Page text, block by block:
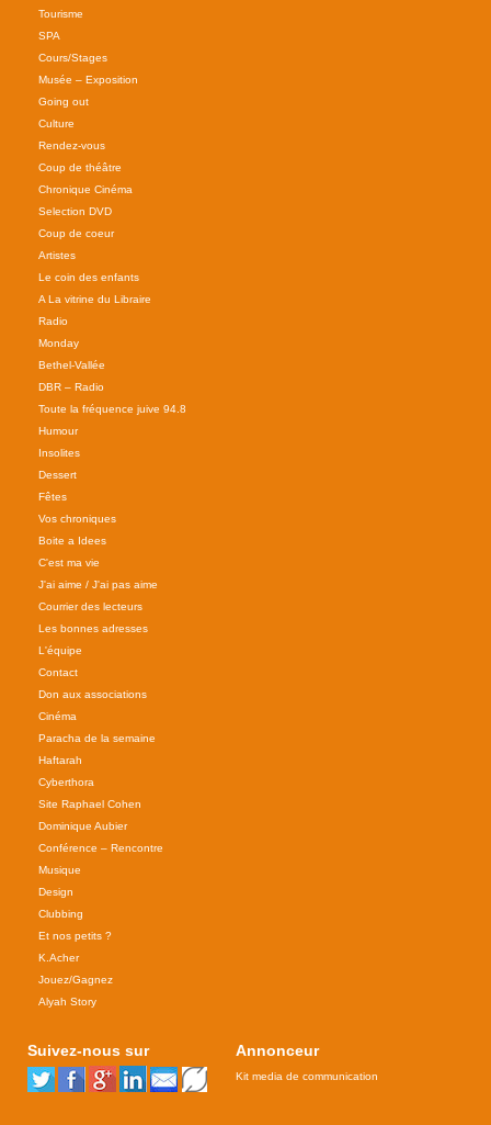
Tourisme
SPA
Cours/Stages
Musée – Exposition
Going out
Culture
Rendez-vous
Coup de théâtre
Chronique Cinéma
Selection DVD
Coup de coeur
Artistes
Le coin des enfants
A La vitrine du Libraire
Radio
Monday
Bethel-Vallée
DBR – Radio
Toute la fréquence juive 94.8
Humour
Insolites
Dessert
Fêtes
Vos chroniques
Boite a Idees
C'est ma vie
J'ai aime / J'ai pas aime
Courrier des lecteurs
Les bonnes adresses
L'équipe
Contact
Don aux associations
Cinéma
Paracha de la semaine
Haftarah
Cyberthora
Site Raphael Cohen
Dominique Aubier
Conférence – Rencontre
Musique
Design
Clubbing
Et nos petits ?
K.Acher
Jouez/Gagnez
Alyah Story
Suivez-nous sur Annonceur
Kit media de communication